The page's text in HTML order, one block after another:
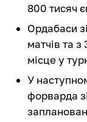
800 тисяч
Ордабаси
матчів та
місце у
У
форварда